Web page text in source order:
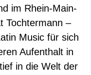
im Rhein-Main-
Tochtermann –
Music für sich
Aufenthalt in
in die Welt der